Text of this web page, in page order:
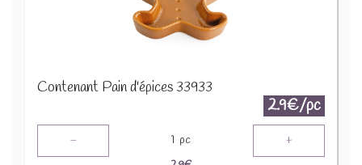
Contenant Pain d'épices 33933
2.9€/pc
- 1 pc +